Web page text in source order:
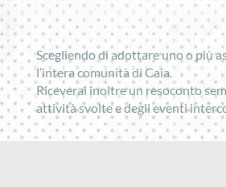
Scegliendo di adottare uno o più
l’intera comunità di Caia.
Riceverai inoltre un resoconto
attività svolte e degli eventi